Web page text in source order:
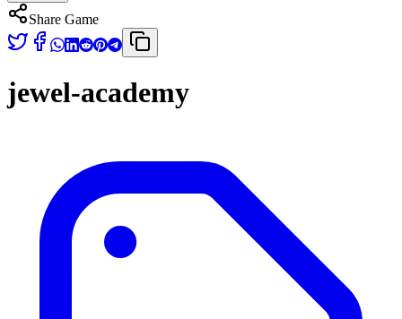
Share Game
jewel-academy